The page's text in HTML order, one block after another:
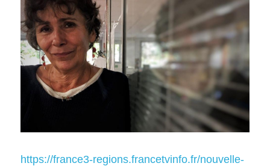
https://france3-regions.francetvinfo.fr/nouvelle-